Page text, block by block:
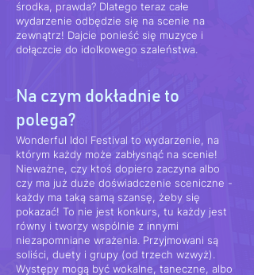
środka, prawda? Dlatego teraz całe
wydarzenie odbędzie się na scenie na
zewnątrz! Dajcie ponieść się muzyce i
dołączcie do idolkowego szaleństwa.
Na czym dokładnie to
polega?
Wonderful Idol Festival to wydarzenie, na
którym każdy może zabłysnąć na scenie!
Nieważne, czy ktoś dopiero zaczyna albo
czy ma już duże doświadczenie sceniczne -
każdy ma taką samą szansę, żeby się
pokazać! To nie jest konkurs, tu każdy jest
równy i tworzy wspólnie z innymi
niezapomniane wrażenia. Przyjmowani są
soliści, duety i grupy (od trzech wzwyż).
Występy mogą być wokalne, taneczne, albo